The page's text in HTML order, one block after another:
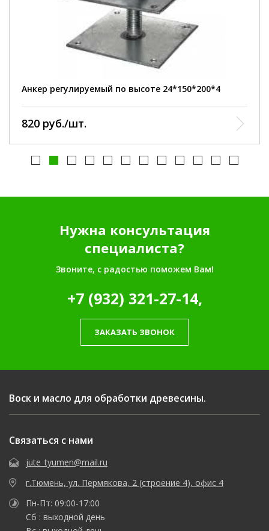
Анкер регулируемый по высоте 24*150*200*4
длина площадки:
ширина площадки:
деревянное домостроение
820 руб./шт.
Нужна консультация
специалиста?
Звоните, с радостью поможем Вам!
+7 (932) 321-27-14,
ЗАКАЗАТЬ ЗВОНОК
Воск и масло для обработки древесины.
Связаться с нами
jute_tyumen@mail.ru
г.Тюмень, ул. Пермякова, 2 (строение 4), офис 4
Пн-Пт: 09:00-17:00
Сб : выходной день